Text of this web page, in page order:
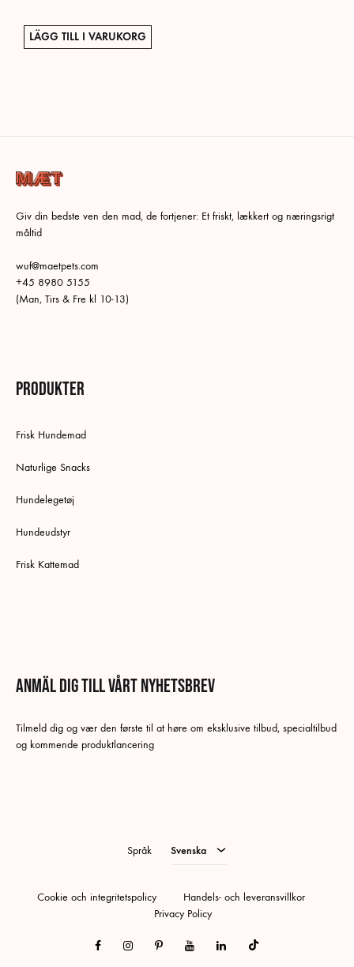
LÄGG TILL I VARUKORG
Giv din bedste ven den mad, de fortjener: Et friskt, lækkert og næringsrigt
måltid
wuf@maetpets.com
+45 8980 5155
(Man, Tirs & Fre kl 10-13)
Produkter
Frisk Hundemad
Naturlige Snacks
Hundelegetøj
Hundeudstyr
Frisk Kattemad
Anmäl dig till vårt nyhetsbrev
Tilmeld dig og vær den første til at høre om eksklusive tilbud, specialtilbud
og kommende produktlancering
FacebookInstagramPinterestYoutubeLinkedinTiktok
Språk Svenska
Svenska
Danska
Cookie och integritetspolicy
Handels- och leveransvillkor
Privacy Policy